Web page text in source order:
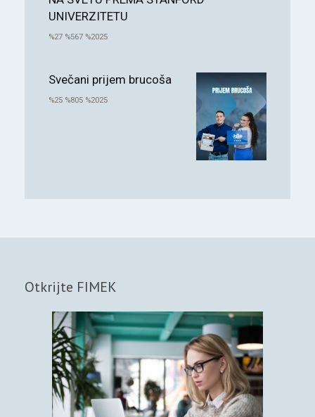
UNIVERZITETU
%27 %567 %2025
Svečani prijem brucoša
%25 %805 %2025
Otkrijte FIMEK